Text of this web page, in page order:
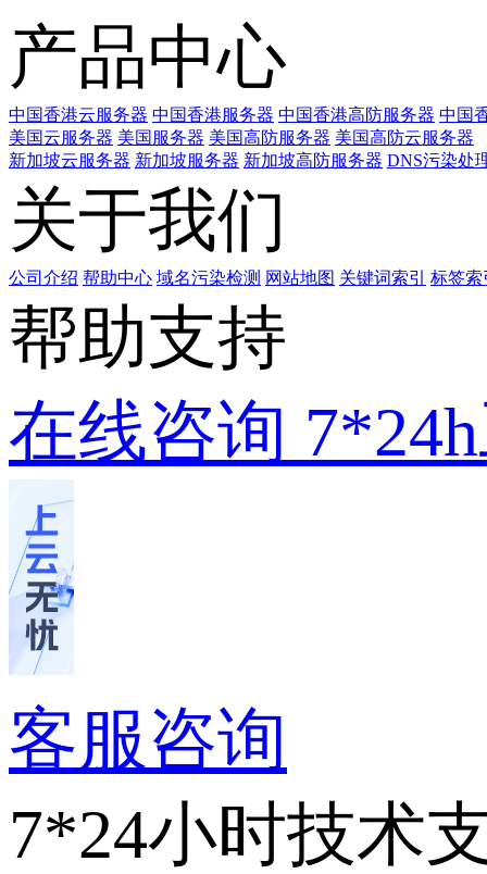
产品中心
中国香港云服务器 中国香港服务器 中国香港高防服务器 中国
美国云服务器 美国服务器 美国高防服务器 美国高防云服务器
新加坡云服务器 新加坡服务器 新加坡高防服务器 DNS污染处
关于我们
公司介绍 帮助中心 域名污染检测 网站地图 关键词索引 标签索
帮助支持
在线咨询
客服咨询
7*24小时技术